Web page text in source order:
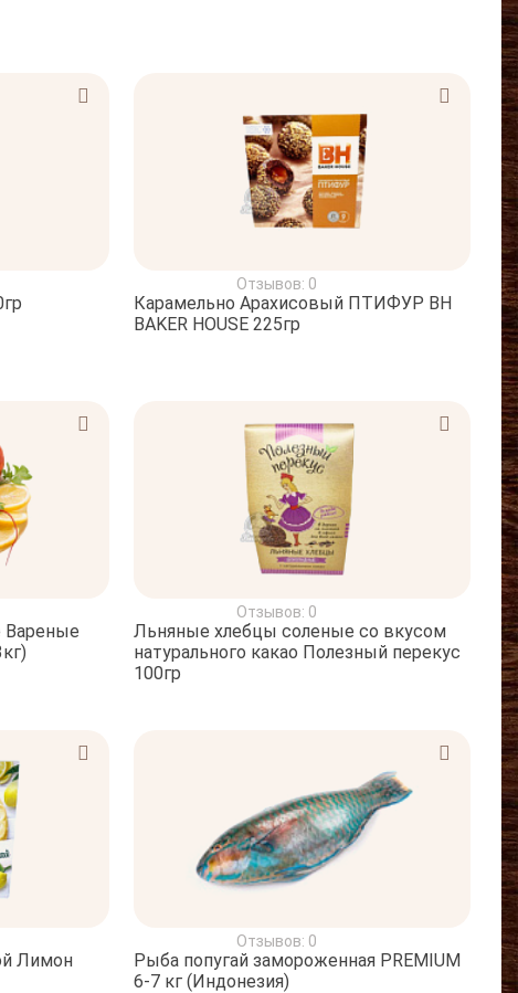
Отзывов: 0
Карамельно Арахисовый ПТИФУР BH
BAKER HOUSE 225гр
Вареные
Отзывов: 0
Льняные хлебцы соленые со вкусом
натурального какао Полезный перекус
100гр
Лимон
Отзывов: 0
Рыба попугай замороженная PREMIUM
6-7 кг (Индонезия)